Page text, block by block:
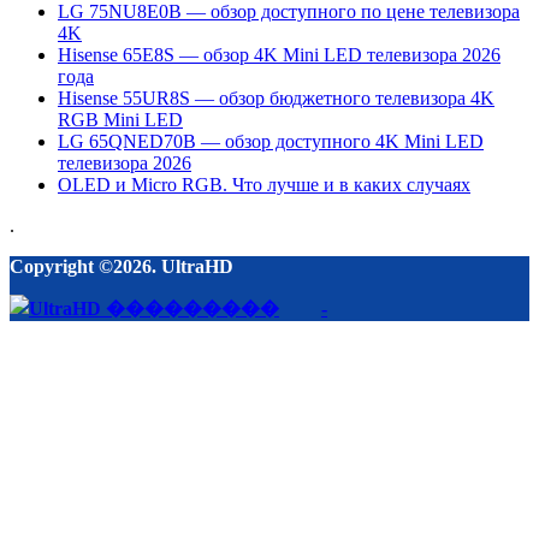
LG 75NU8E0B — обзор доступного по цене телевизора
4K
Hisense 65E8S — обзор 4K Mini LED телевизора 2026
года
Hisense 55UR8S — обзор бюджетного телевизора 4K
RGB Mini LED
LG 65QNED70B — обзор доступного 4K Mini LED
телевизора 2026
OLED и Micro RGB. Что лучше и в каких случаях
.
Copyright ©2026. UltraHD
-